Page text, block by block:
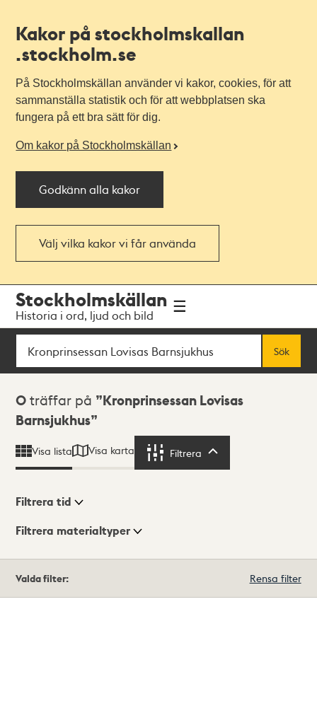
Kakor på stockholmskallan
.stockholm.se
På Stockholmskällan använder vi kakor, cookies, för att
sammanställa statistik och för att webbplatsen ska
fungera på ett bra sätt för dig.
Om kakor på Stockholmskällan
Godkänn alla kakor
Välj vilka kakor vi får använda
navigationen
huvudinnehållet
Stockholmskällan
Historia i ord, ljud och bild
Sök
Sök
Sökresultat
0 träffar på
Kronprinsessan Lovisas
Barnsjukhus
Visa lista Visa karta Filtrera
Visningsläge
Filtrera tid
Filtrera materialtyper
träffar
Valda filter: Rensa filter